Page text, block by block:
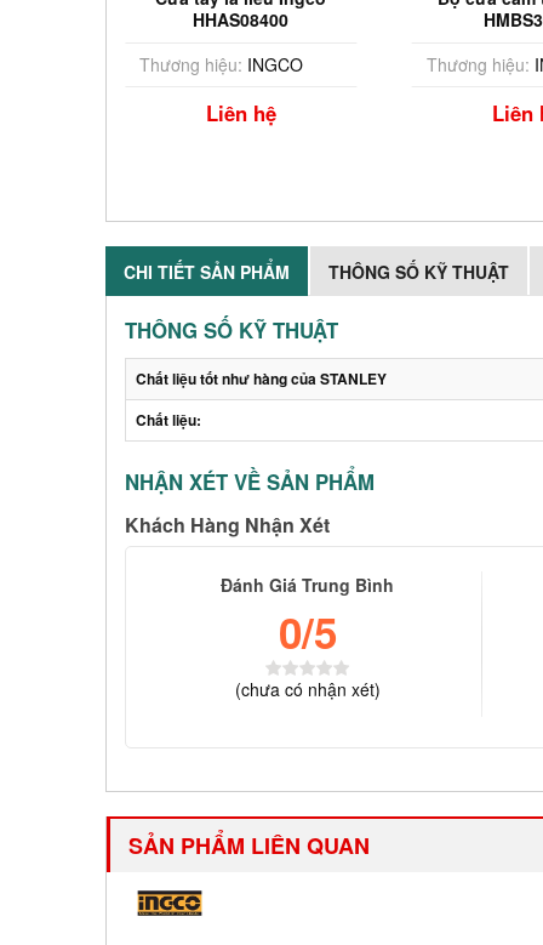
HHAS08400
Thương hiệu: INGCO
Liên hệ
Thương hiệu:
Liên
CHI TIẾT SẢN PHẨM THÔNG SỐ KỸ THUẬT
THÔNG SỐ KỸ THUẬT
Chất liệu tốt như hàng của STANLEY
Chất liệu:
NHẬN XÉT VỀ SẢN PHẨM
Khách Hàng Nhận Xét
Đánh Giá Trung Bình
0/5
(chưa có nhận xét)
SẢN PHẨM LIÊN QUAN